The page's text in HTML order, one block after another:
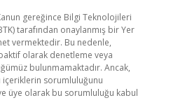
gereğince Bilgi Teknolojileri
tarafından onaylanmış bir Yer
vermektedir. Bu nedenle,
olarak denetleme veya
bulunmamaktadır. Ancak,
içeriklerin sorumluluğunu
üye olarak bu sorumluluğu kabul